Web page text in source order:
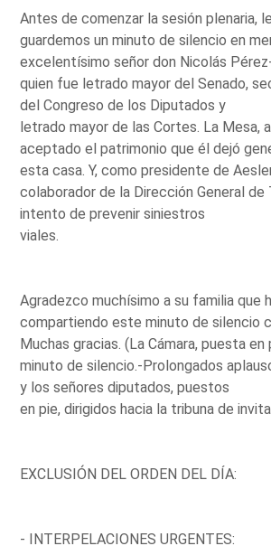
Antes de comenzar la sesión plenaria,
guardemos un minuto de silencio en
excelentísimo señor don Nicolás
quien fue letrado mayor del Senado,
del Congreso de los Diputados y
letrado mayor de las Cortes. La Mesa,
aceptado el patrimonio que él dejó
esta casa. Y, como presidente de
colaborador de la Dirección General de
intento de prevenir siniestros
viales.
Agradezco muchísimo a su familia que
compartiendo este minuto de silencio
Muchas gracias. (La Cámara, puesta en
minuto de silencio.-Prolongados
y los señores diputados, puestos
en pie, dirigidos hacia la tribuna de
EXCLUSIÓN DEL ORDEN DEL DÍA:
- INTERPELACIONES URGENTES: